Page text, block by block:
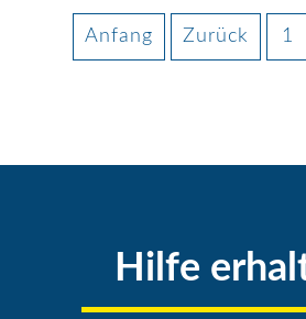
Anfang Zurück 1
Hilfe